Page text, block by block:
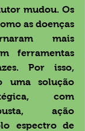
mudou. Os
as doenças
mais
ferramentas
Por isso,
uma solução
com
ação
espectro de